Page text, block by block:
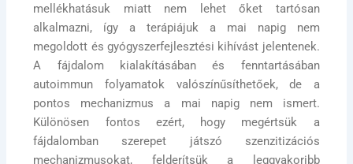
mellékhatásuk miatt nem lehet őket tartósan
alkalmazni, így a terápiájuk a mai napig nem
megoldott és gyógyszerfejlesztési kihívást jelentenek.
A fájdalom kialakításában és fenntartásában
autoimmun folyamatok valószínűsíthetőek, de a
pontos mechanizmus a mai napig nem ismert.
Különösen fontos ezért, hogy megértsük a
fájdalomban szerepet játszó szenzitizációs
mechanizmusokat, felderítsük a leggyakoribb